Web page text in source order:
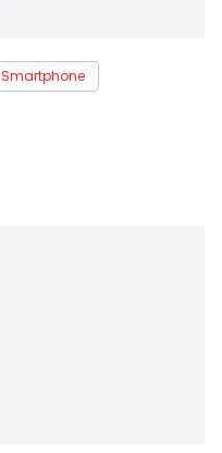
Smartphone